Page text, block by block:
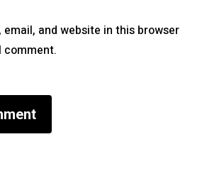
email, and website in this browser